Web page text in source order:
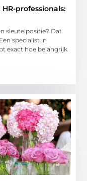
professionals:
sleutelpositie? Dat
specialist in
exact hoe belangrijk